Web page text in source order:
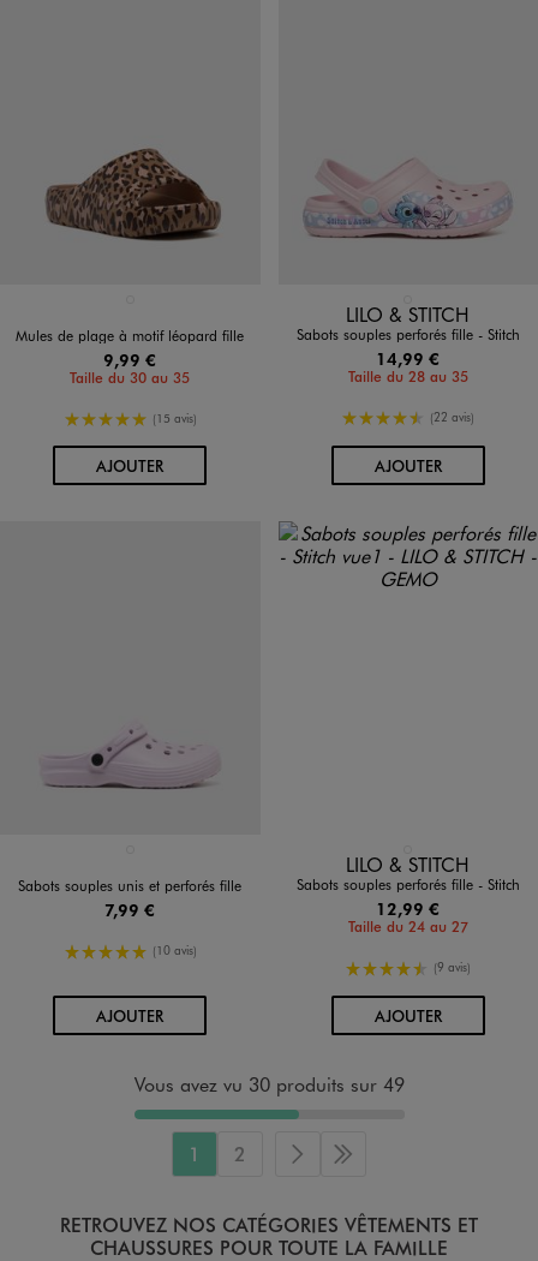
Mules de plage à motif léopard fille
9,99 €
Taille du 30 au 35
5/5 de moyenne
(15 avis)
AJOUTERAU PANIER
Disponible en 1 coloris
LILO & STITCH
Sabots souples perforés fille - Stitch
14,99 €
Taille du 28 au 35
4.5/5 de moyenne
(22 avis)
AJOUTERAU PANIER
Sabots souples unis et perforés fille
7,99 €
5/5 de moyenne
(10 avis)
AJOUTERAU PANIER
Disponible en 1 coloris
LILO & STITCH
Sabots souples perforés fille - Stitch
12,99 €
Taille du 24 au 27
4.5/5 de moyenne
(9 avis)
AJOUTERAU PANIER
Vous avez vu 30 produits sur 49
1 2 Page suivante
Dernière page
RETROUVEZ NOS CATÉGORIES VÊTEMENTS ET
CHAUSSURES POUR TOUTE LA FAMILLE